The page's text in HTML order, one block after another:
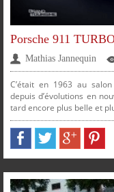
PARTAGERPARTAGERPARTAGER
Porsche 911
Mathias Jannequin
C’était en 1963 au
depuis d’évolutions en
tard encore plus belle et